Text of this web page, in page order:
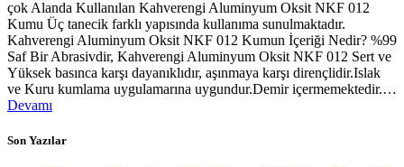
çok Alanda Kullanılan Kahverengi Aluminyum Oksit NKF 012
Kumu Üç tanecik farklı yapısında kullanıma sunulmaktadır.
Kahverengi Aluminyum Oksit NKF 012 Kumun İçeriği Nedir? %99
Saf Bir Abrasivdir, Kahverengi Aluminyum Oksit NKF 012 Sert ve
Yüksek basınca karşı dayanıklıdır, aşınmaya karşı dirençlidir.Islak
ve Kuru kumlama uygulamarına uygundur.Demir içermemektedir.…
Devamı
Son Yazılar